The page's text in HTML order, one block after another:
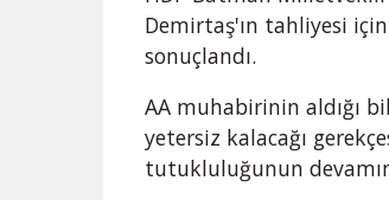
Demirtaş'ın tahliyesi
sonuçlandı.
AA muhabirinin aldığı
yetersiz kalacağı
tutukluluğunun